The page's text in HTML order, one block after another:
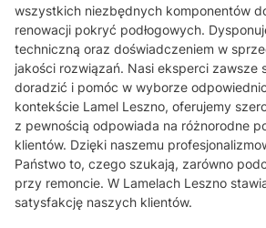
wszystkich niezbędnych komponentów
renowacji pokryć podłogowych.
techniczną oraz doświadczeniem w
jakości rozwiązań. Nasi eksperci zawsze
doradzić i pomóc w wyborze
kontekście Lamel Leszno, oferujemy
z pewnością odpowiada na różnorodne
klientów. Dzięki naszemu
Państwo to, czego szukają, zarówno
przy remoncie. W Lamelach Leszno
satysfakcję naszych klientów.